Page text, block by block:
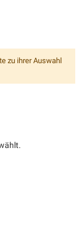
zu ihrer Auswahl